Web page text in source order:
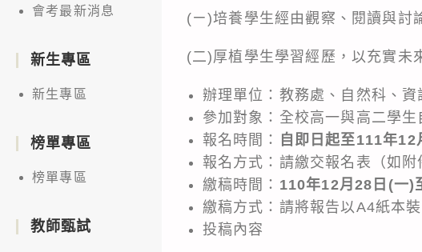
(ㄧ)培養學生經由觀察、閱讀與討
(二)厚植學生學習經歷，以充實未
辦理單位：教務處、自然科、資
參加對象：全校高一與高二學生
報名時間： 自即日起至111年
報名方式：請繳交報名表（如
繳稿時間： 110年12月28日(一)
繳稿方式：請將報告以A4紙本
投稿內容
會考最新消息
新生專區
新生專區
榜單專區
榜單專區
教師甄試